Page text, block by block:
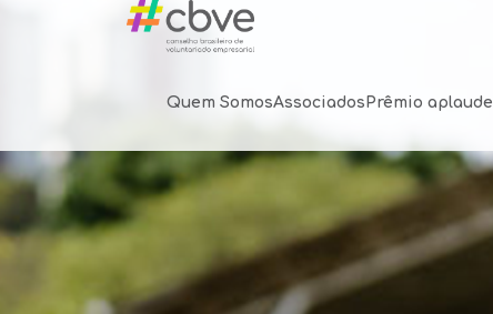
Quem SomosAssociados Prêmio aplaude